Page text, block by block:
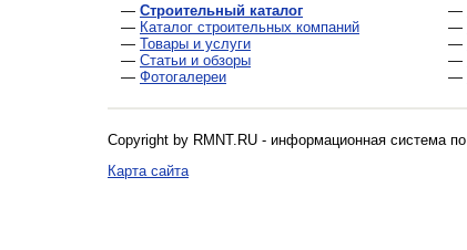
— Строительный каталог
— Каталог строительных компаний
— Товары и услуги
— Статьи и обзоры
— Фотогалереи
—
—
—
—
—
Copyright by RMNT.RU - информационная система по
Карта сайта